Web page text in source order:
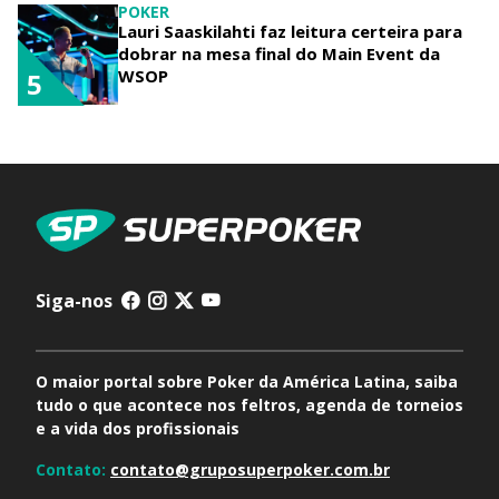
POKER
Lauri Saaskilahti faz leitura certeira para
dobrar na mesa final do Main Event da
WSOP
5
Siga-nos
O maior portal sobre Poker da América Latina, saiba
tudo o que acontece nos feltros, agenda de torneios
e a vida dos profissionais
Contato: contato@gruposuperpoker.com.br